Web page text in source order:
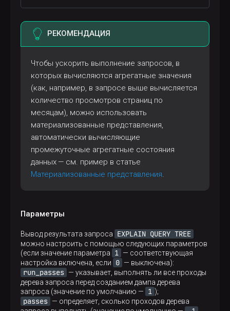
РЕКОМЕНДАЦИЯ
Чтобы ускорить выполнение запросов, в
которых вычисляются агрегатные значения
(как, например, в запросе выше вычисляется
количество просмотров страниц по
месяцам), можно использовать
материализованные представления,
автоматически вычисляющие
промежуточные агрегатные состояния
данных — см. пример в статье
Материализованные представления.
Параметры
Вывод результата запроса EXPLAIN QUERY TREE
можно настроить с помощью следующих параметров
(если значение параметра
1 — соответствующая
настройка включена, если
0 — выключена):
run_passes — указывает, выполнять ли все проходы
дерева запроса перед созданием дампа дерева
запроса (значение по умолчанию —
1 );
passes — определяет, сколько проходов дерева